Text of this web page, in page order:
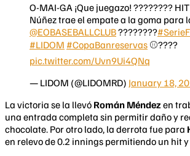
O-MAI-GA ¡Que juegazo! ????????
Núñez trae el empate a la goma para
@EOBASEBALLCLUB????????
#LIDOM #CopaBanreservas ⚾️????
pic.twitter.com/Uvn9Ui4QNq
— LIDOM (@LIDOMRD) January 18,
La victoria se la llevó Román Méndez en
una entrada completa sin permitir daño y
chocolate. Por otro lado, la derrota fue para
en relevo de 0.2 innings permitiendo un hit